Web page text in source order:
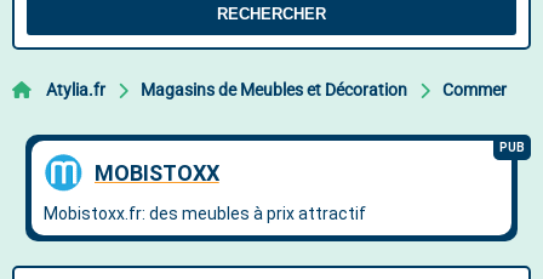
RECHERCHER
Atylia.fr Magasins de Meubles et Décoration Commer